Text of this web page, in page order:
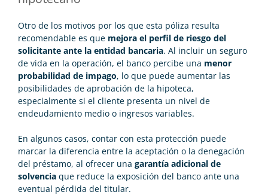
Otro de los motivos por los que esta póliza resulta
recomendable es que mejora el perfil de riesgo del
solicitante ante la entidad bancaria. Al incluir un seguro
de vida en la operación, el banco percibe una menor
probabilidad de impago, lo que puede aumentar las
posibilidades de aprobación de la hipoteca,
especialmente si el cliente presenta un nivel de
endeudamiento medio o ingresos variables.
En algunos casos, contar con esta protección puede
marcar la diferencia entre la aceptación o la denegación
del préstamo, al ofrecer una garantía adicional de
solvencia que reduce la exposición del banco ante una
eventual pérdida del titular.